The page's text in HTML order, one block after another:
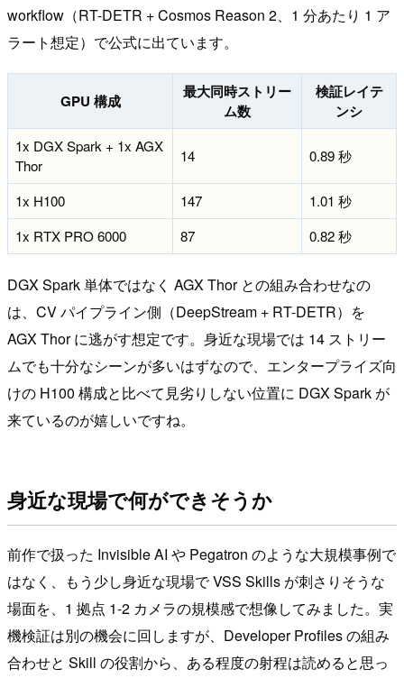
workflow（RT-DETR + Cosmos Reason 2、1 分あたり 1 ア
ラート想定）で公式に出ています。
GPU 構成
最大同時ストリー
ム数
検証レイテ
ンシ
1x DGX Spark + 1x AGX
Thor
14 0.89 秒
1x H100 147
1.01 秒
1x RTX PRO 6000
87 0.82 秒
DGX Spark 単体ではなく AGX Thor との組み合わせなの
は、CV パイプライン側（DeepStream + RT-DETR）を
AGX Thor に逃がす想定です。身近な現場では 14 ストリー
ムでも十分なシーンが多いはずなので、エンタープライズ向
けの H100 構成と比べて見劣りしない位置に DGX Spark が
来ているのが嬉しいですね。
身近な現場で何ができそうか
前作で扱った Invisible AI や Pegatron のような大規模事例で
はなく、もう少し身近な現場で VSS Skills が刺さりそうな
場面を、1 拠点 1-2 カメラの規模感で想像してみました。実
機検証は別の機会に回しますが、Developer Profiles の組み
合わせと Skill の役割から、ある程度の射程は読めると思っ